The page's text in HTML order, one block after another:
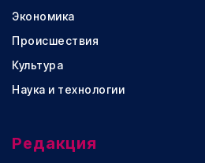
Экономика
Происшествия
Культура
Наука и технологии
Редакция